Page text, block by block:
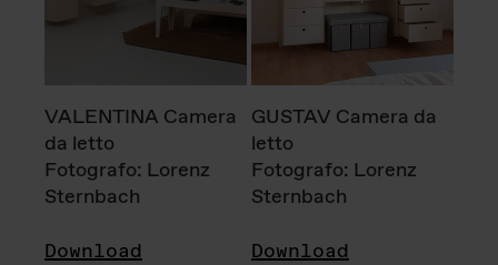
VALENTINA Camera
da letto
Fotografo: Lorenz
Sternbach
Download
GUSTAV Camera da
letto
Fotografo: Lorenz
Sternbach
Download